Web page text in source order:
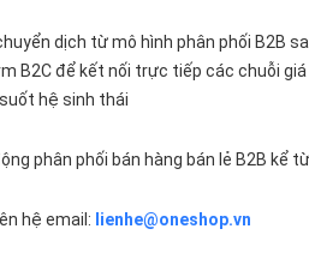
dịch từ mô hình phân phối B2B
B2C để kết nối trực tiếp các chuỗi
hệ sinh thái
phân phối bán hàng bán lẻ B2B kể
hệ email: lienhe@oneshop.vn